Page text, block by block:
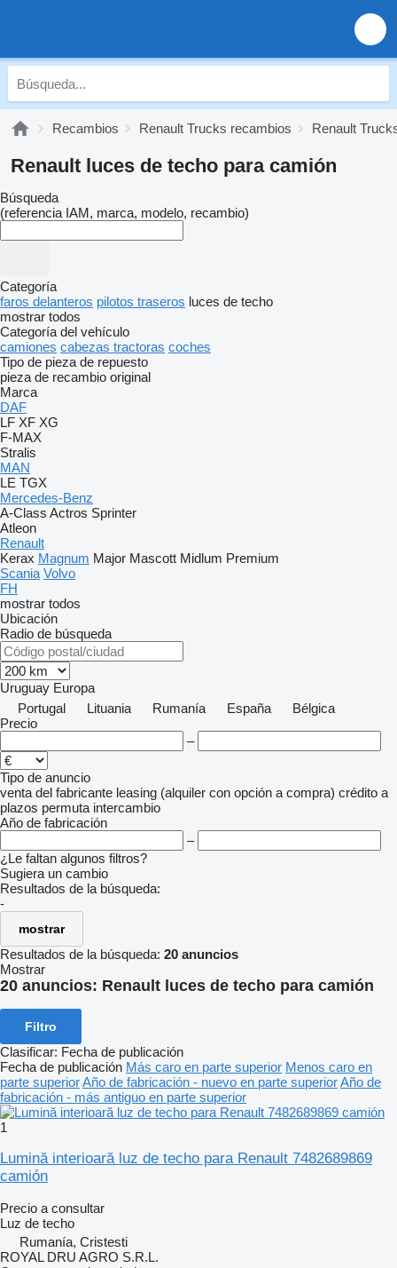
Recambios Renault Trucks recambios Renault
Renault luces de techo para camión
Búsqueda
(referencia IAM, marca, modelo, recambio)
Categoría
faros delanteros pilotos traseros luces de techo
mostrar todos
Categoría del vehículo
camiones cabezas tractoras coches
Tipo de pieza de repuesto
pieza de recambio original
Marca
DAF
LF XF XG
F-MAX
Stralis
MAN
LE TGX
Mercedes-Benz
A-Class Actros Sprinter
Atleon
Renault
Kerax Magnum Major Mascott Midlum Premium
Scania Volvo
FH
mostrar todos
Ubicación
Radio de búsqueda
Uruguay Europa
Portugal
Lituania Rumanía España
Bélgica
Precio
–
Tipo de anuncio
venta del fabricante leasing (alquiler con opción a compra) crédito a
plazos permuta intercambio
Año de fabricación
–
¿Le faltan algunos filtros?
Sugiera un cambio
Resultados de la búsqueda:
-
mostrar
Resultados de la búsqueda: 20 anuncios
Mostrar
20 anuncios: Renault luces de techo para camión
Filtro
Clasificar: Fecha de publicación
Fecha de publicación Más caro en parte superior Menos caro en
parte superiorAño de fabricación - nuevo en parte superiorAño de
fabricación - más antiguo en parte superior
1
Lumină interioară luz de techo para Renault 7482689869
camión
Precio a consultar
Luz de techo
Rumanía, Cristesti
ROYAL DRU AGRO S.R.L.